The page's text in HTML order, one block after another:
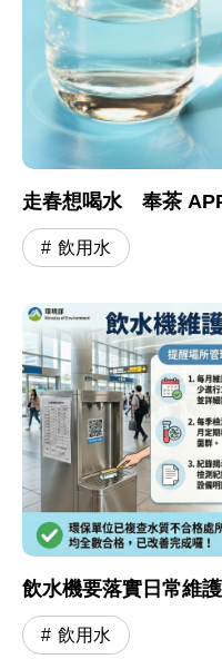
走春想喝水 奉茶
飲用水
飲水機要落實日常維
飲用水